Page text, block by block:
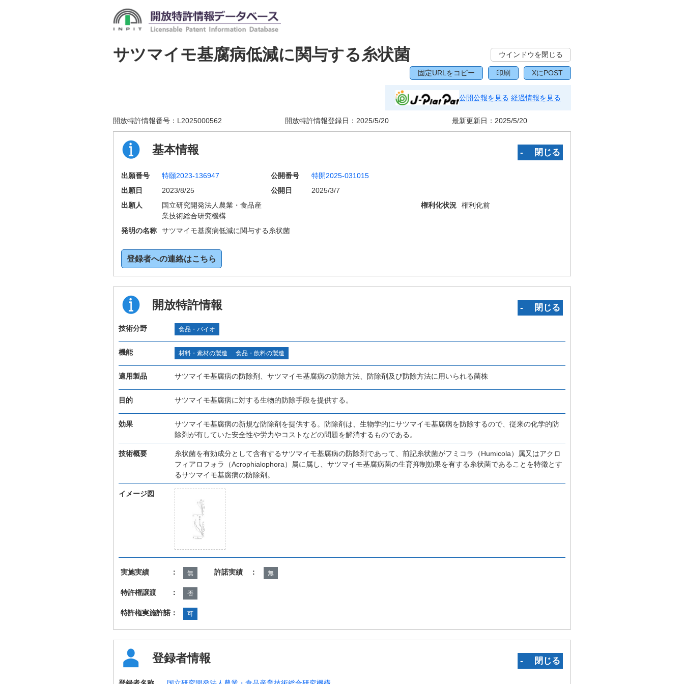
サツマイモ基腐病低減に関与する糸状菌 ウインドウを閉じる
固定URLをコピー 印刷 XにPOST
公開公報を見る 経過情報を見る
開放特許情報番号： L2025000562 開放特許情報登録日： 2025/5/20 最新更新日： 2025/5/20
基本情報 ‐ 閉じる
出願番号 特願2023-136947 公開番号
特開2025-031015
出願日
2023/8/25 公開日
2025/3/7
出願人
国立研究開発法人農業・食品産
業技術総合研究機構
権利化状況 権利化前
発明の名称 サツマイモ基腐病低減に関与する糸状菌
登録者への連絡はこちら
開放特許情報 ‐ 閉じる
技術分野 食品・バイオ
機能 材料・素材の製造 食品・飲料の製造
適用製品 サツマイモ基腐病の防除剤、サツマイモ基腐病の防除方法、防除剤及び防除方法に用いられる菌株
目的 サツマイモ基腐病に対する生物的防除手段を提供する。
効果
サツマイモ基腐病の新規な防除剤を提供する。防除剤は、生物学的にサツマイモ基腐病を防除するので、従来の化学的防
除剤が有していた安全性や労力やコストなどの問題を解消するものである。
技術概要
糸状菌を有効成分として含有するサツマイモ基腐病の防除剤であって、前記糸状菌がフミコラ（Humicola）属又はアクロ
フィアロフォラ（Acrophialophora）属に属し、サツマイモ基腐病菌の生育抑制効果を有する糸状菌であることを特徴とす
るサツマイモ基腐病の防除剤。
イメージ図
実施実績 ： 無 許諾実績 ： 無
特許権譲渡 ： 否
特許権実施許諾： 可
登録者情報 ‐ 閉じる